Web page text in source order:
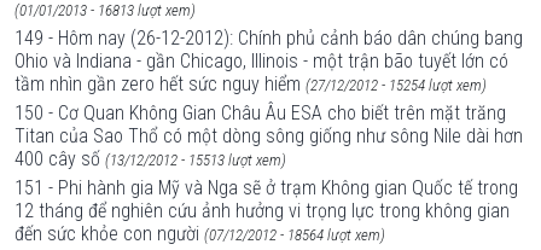
(01/01/2013 - 16813 lượt xem)
149 - Hôm nay (26-12-2012): Chính phủ cảnh báo dân chúng bang
Ohio và Indiana - gần Chicago, Illinois - một trận bão tuyết lớn có
tầm nhìn gần zero hết sức nguy hiểm (27/12/2012 - 15254 lượt xem)
150 - Cơ Quan Không Gian Châu Âu ESA cho biết trên mặt trăng
Titan của Sao Thổ có một dòng sông giống như sông Nile dài hơn
400 cây số (13/12/2012 - 15513 lượt xem)
151 - Phi hành gia Mỹ và Nga sẽ ở trạm Không gian Quốc tế trong
12 tháng để nghiên cứu ảnh hưởng vi trọng lực trong không gian
đến sức khỏe con người (07/12/2012 - 18564 lượt xem)